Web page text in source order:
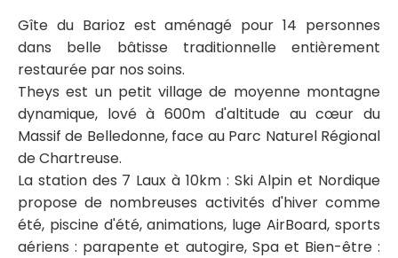
Gîte du Barioz est aménagé pour 14 personnes
dans belle bâtisse traditionnelle entièrement
restaurée par nos soins.
Theys est un petit village de moyenne montagne
dynamique, lové à 600m d'altitude au cœur du
Massif de Belledonne, face au Parc Naturel Régional
de Chartreuse.
La station des 7 Laux à 10km : Ski Alpin et Nordique
propose de nombreuses activités d'hiver comme
été, piscine d'été, animations, luge AirBoard, sports
aériens : parapente et autogire, Spa et Bien-être :